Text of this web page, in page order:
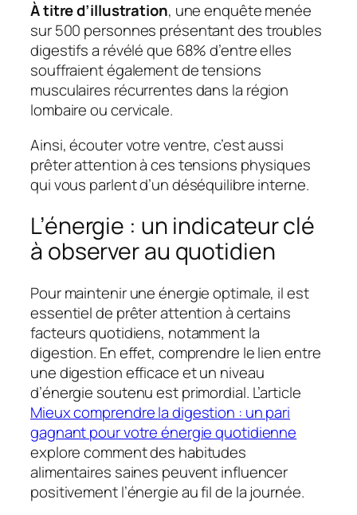
À titre d’illustration, une enquête menée
sur 500 personnes présentant des troubles
digestifs a révélé que 68% d’entre elles
souffraient également de tensions
musculaires récurrentes dans la région
lombaire ou cervicale.
Ainsi, écouter votre ventre, c’est aussi
prêter attention à ces tensions physiques
qui vous parlent d’un déséquilibre interne.
L’énergie : un indicateur clé
à observer au quotidien
Pour maintenir une énergie optimale, il est
essentiel de prêter attention à certains
facteurs quotidiens, notamment la
digestion. En effet, comprendre le lien entre
une digestion efficace et un niveau
d’énergie soutenu est primordial. L’article
Mieux comprendre la digestion : un pari
gagnant pour votre énergie quotidienne
explore comment des habitudes
alimentaires saines peuvent influencer
positivement l’énergie au fil de la journée.